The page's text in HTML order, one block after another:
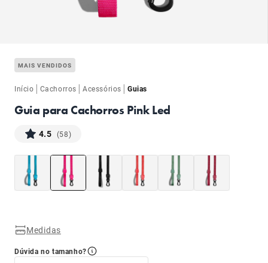
MAIS VENDIDOS
Início | Cachorros |Acessórios |Guias
Guia para Cachorros Pink Led
4.5 (58)
Medidas
Dúvida no tamanho?